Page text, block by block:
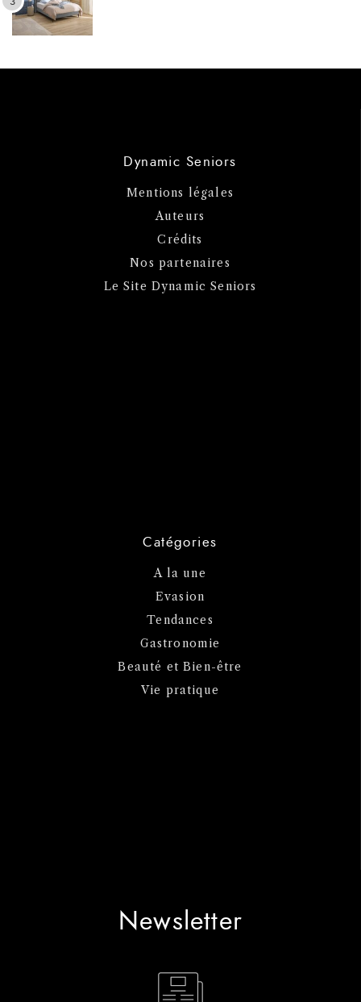
Dynamic Seniors
Mentions légales
Auteurs
Crédits
Nos partenaires
Le Site Dynamic Seniors
Catégories
A la une
Evasion
Tendances
Gastronomie
Beauté et Bien-être
Vie pratique
Newsletter